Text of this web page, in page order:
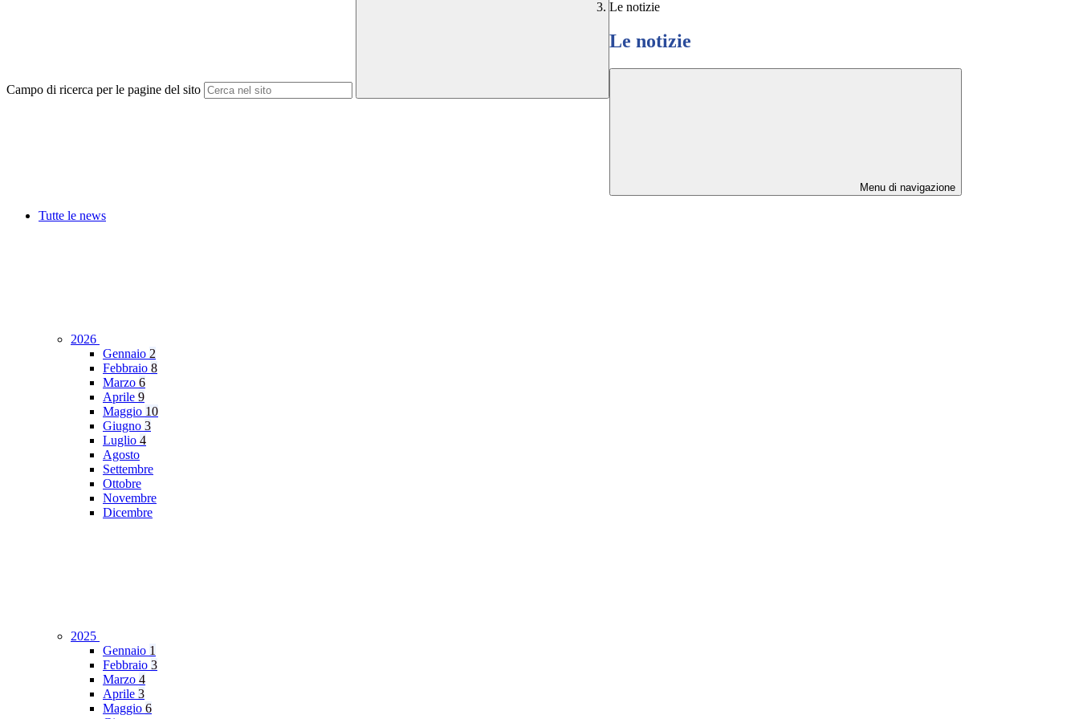
Campo di ricerca per le pagine del sito
Le notizie
Le notizie
Menu di navigazione
Tutte le news
2026
Gennaio 2
Febbraio 8
Marzo 6
Aprile 9
Maggio 10
Giugno 3
Luglio 4
Agosto
Settembre
Ottobre
Novembre
Dicembre
2025
Gennaio 1
Febbraio 3
Marzo 4
Aprile 3
Maggio 6